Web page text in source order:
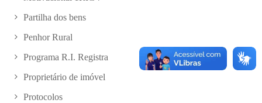
Partilha dos bens
Penhor Rural
Programa R.I. Registra
Proprietário de imóvel
Protocolos